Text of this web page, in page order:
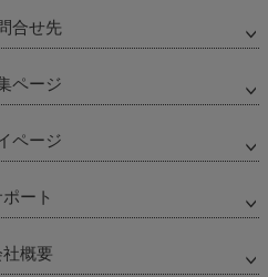
合せ先
ページ
ページ
ポート
概要